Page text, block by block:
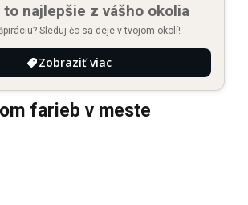
to najlepšie z vášho okolia
Sleduj čo sa deje v tvojom okolí!
Zobraziť viac
farieb v meste